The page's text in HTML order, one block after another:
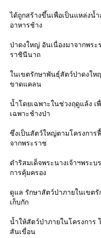
ได้ถูกสร้างขึ้นเพื่อเป็นแหล่งน้
อาหารช้าง
ป่าดงใหญ่ อันเนื่องมาจากพระ
ราชินีนาถ
นเขตรักษาพันธุ์สัตว์ป่าดงให
ขาดแคลน
น้ำโดยเฉพาะในช่วงฤดูแล้ง
เฉพาะช้างป่า
ซึ่งเป็นสัตว์ใหญ่ตามโครงการ
จากพระราช
ดำริสมเด็จพระนางเจ้าฯพระ
การคุ้มครอง
ดูแล รักษาสัตว์ป่าภายในเขต
เก็บกัก
น้ำให้สัตว์ป่าภายในโครงการ
สันเขื่อน